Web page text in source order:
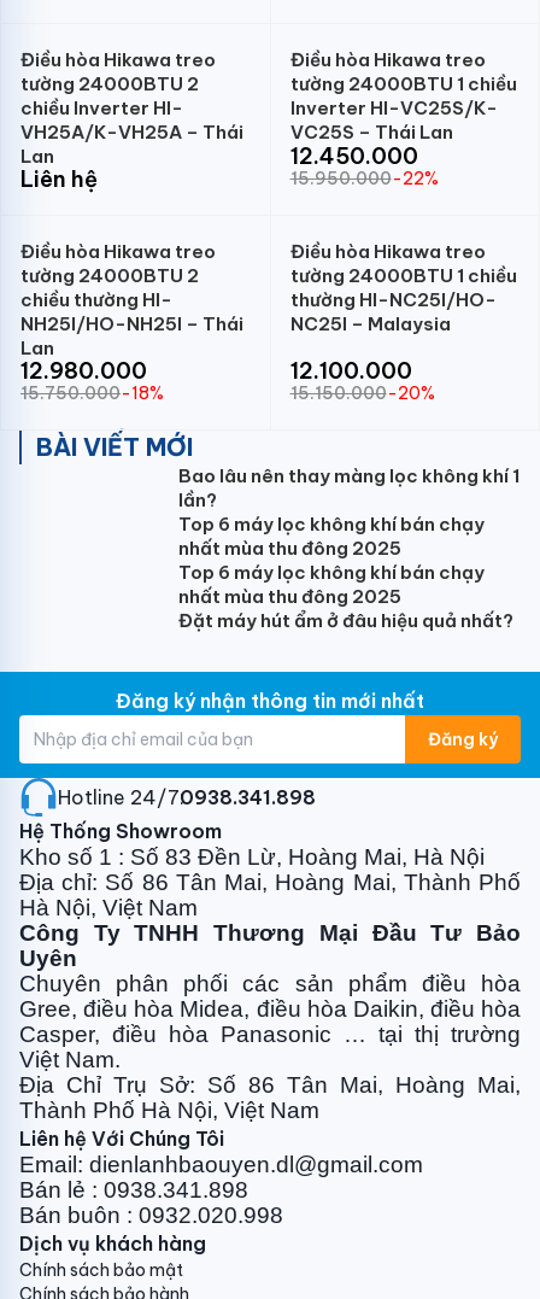
Điều hòa Hikawa treo
tường 24000BTU 2
chiều Inverter HI-
VH25A/K-VH25A – Thái
Lan
Liên hệ
Điều hòa Hikawa treo
tường 24000BTU 1 chiều
Inverter HI-VC25S/K-
VC25S – Thái Lan
12.450.000
15.950.000-22%
Điều hòa Hikawa treo
tường 24000BTU 2
chiều thường HI-
NH25I/HO-NH25I – Thái
Lan
12.980.000
15.750.000-18%
Điều hòa Hikawa treo
tường 24000BTU 1 chiều
thường HI-NC25I/HO-
NC25I – Malaysia
12.100.000
15.150.000-20%
BÀI VIẾT MỚI
Bao lâu nên thay màng lọc không khí 1
lần?
Top 6 máy lọc không khí bán chạy
nhất mùa thu đông 2025
Top 6 máy lọc không khí bán chạy
nhất mùa thu đông 2025
Đặt máy hút ẩm ở đâu hiệu quả nhất?
Đăng ký nhận thông tin mới nhất
Đăng ký
Hotline 24/7:0938.341.898
Hệ Thống Showroom
Kho số 1 : Số 83 Đền Lừ, Hoàng Mai, Hà Nội
Địa chỉ: Số 86 Tân Mai, Hoàng Mai, Thành Phố
Hà Nội, Việt Nam
Công Ty TNHH Thương Mại Đầu Tư Bảo
Uyên
Chuyên phân phối các sản phẩm điều hòa
Gree, điều hòa Midea, điều hòa Daikin, điều hòa
Casper, điều hòa Panasonic … tại thị trường
Việt Nam.
Địa Chỉ Trụ Sở: Số 86 Tân Mai, Hoàng Mai,
Thành Phố Hà Nội, Việt Nam
Liên hệ Với Chúng Tôi
Email: dienlanhbaouyen.dl@gmail.com
Bán lẻ : 0938.341.898
Bán buôn : 0932.020.998
Dịch vụ khách hàng
Chính sách bảo mật
Chính sách bảo hành